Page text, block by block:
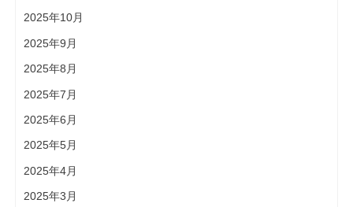
2025年10月
2025年9月
2025年8月
2025年7月
2025年6月
2025年5月
2025年4月
2025年3月